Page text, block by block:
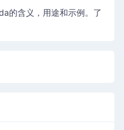
的含义，用途和示例。了